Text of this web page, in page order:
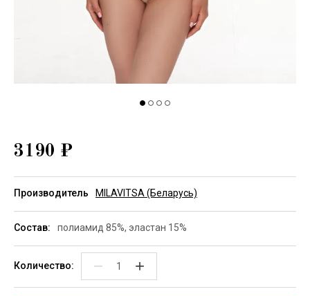
3190 ₽
Производитель MILAVITSA (Беларусь)
Состав: полиамид 85%, эластан 15%
Количество: − +